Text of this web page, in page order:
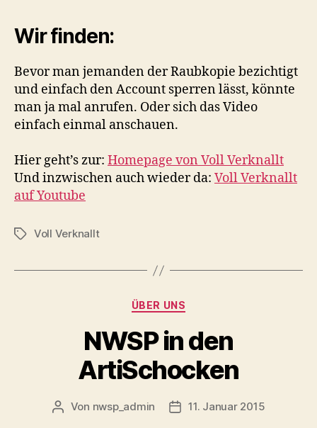
Wir finden:
Bevor man jemanden der Raubkopie bezichtigt
und einfach den Account sperren lässt, könnte
man ja mal anrufen. Oder sich das Video
einfach einmal anschauen.
Hier geht’s zur: Homepage von Voll Verknallt
Und inzwischen auch wieder da: Voll Verknallt
auf Youtube
Schlagwörter
Voll Verknallt
Kategorien
ÜBER UNS
NWSP in den
ArtiSchocken
Beitragsautor
Von nwsp_admin Beitragsdatum
11. Januar 2015